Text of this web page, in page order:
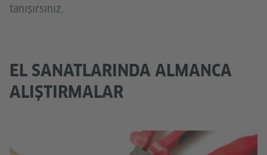
tanışırsınız.
EL SANATLARINDA ALMANCA
ALIŞTIRMALAR